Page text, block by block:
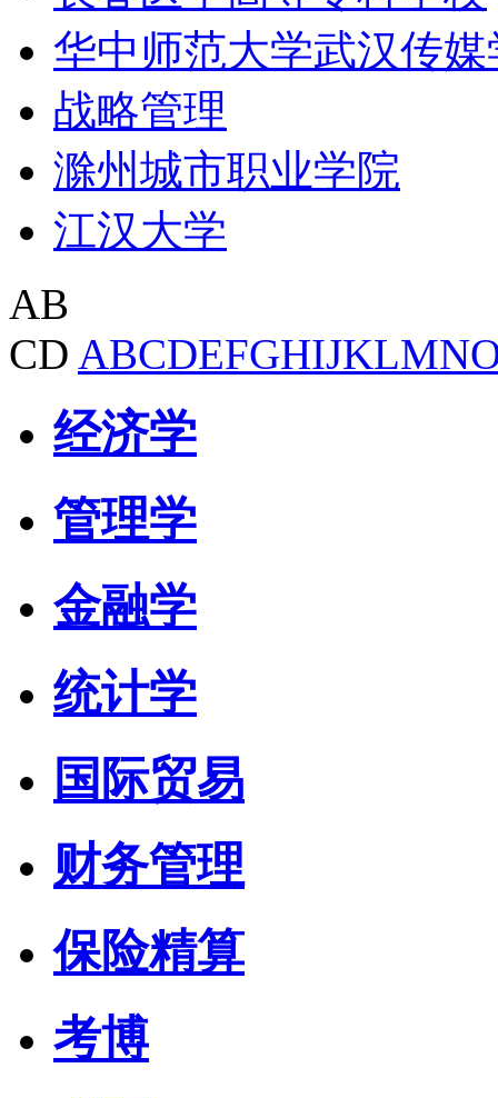
华中师范大学武汉传媒
战略管理
滁州城市职业学院
江汉大学
AB
CD ABCDEFGHIJKLMN
经济学
管理学
金融学
统计学
国际贸易
财务管理
保险精算
考博